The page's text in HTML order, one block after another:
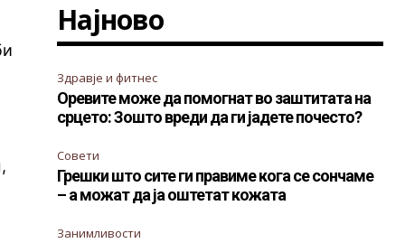
Најново
Здравје и фитнес
Оревите може да помогнат во заштитата на
срцето: Зошто вреди да ги јадете почесто?
Совети
Грешки што сите ги правиме кога се сончаме
– а можат да ја оштетат кожата
Занимливости